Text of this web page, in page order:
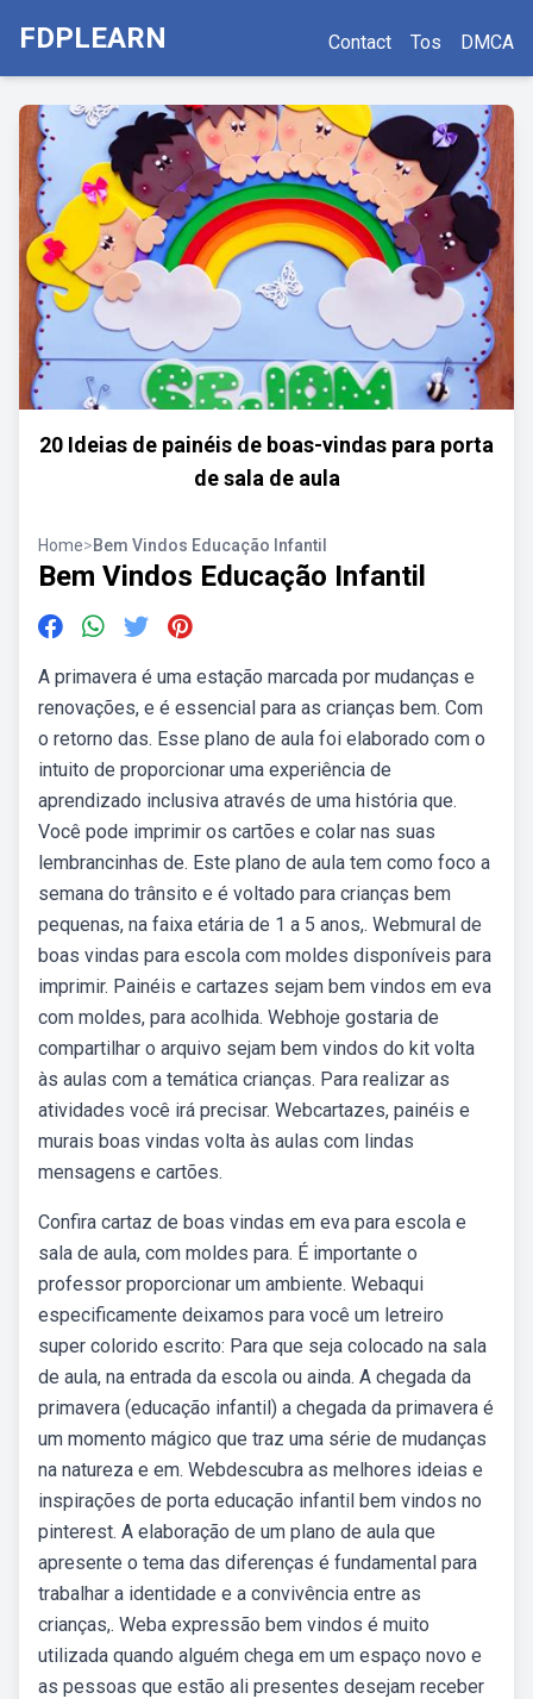
FDPLEARN Contact Tos DMCA
20 Ideias de painéis de boas-vindas para porta
de sala de aula
Home>Bem Vindos Educação Infantil
Bem Vindos Educação Infantil
A primavera é uma estação marcada por mudanças e
renovações, e é essencial para as crianças bem. Com
o retorno das. Esse plano de aula foi elaborado com o
intuito de proporcionar uma experiência de
aprendizado inclusiva através de uma história que.
Você pode imprimir os cartões e colar nas suas
lembrancinhas de. Este plano de aula tem como foco a
semana do trânsito e é voltado para crianças bem
pequenas, na faixa etária de 1 a 5 anos,. Webmural de
boas vindas para escola com moldes disponíveis para
imprimir. Painéis e cartazes sejam bem vindos em eva
com moldes, para acolhida. Webhoje gostaria de
compartilhar o arquivo sejam bem vindos do kit volta
às aulas com a temática crianças. Para realizar as
atividades você irá precisar. Webcartazes, painéis e
murais boas vindas volta às aulas com lindas
mensagens e cartões.
Confira cartaz de boas vindas em eva para escola e
sala de aula, com moldes para. É importante o
professor proporcionar um ambiente. Webaqui
especificamente deixamos para você um letreiro
super colorido escrito: Para que seja colocado na sala
de aula, na entrada da escola ou ainda. A chegada da
primavera (educação infantil) a chegada da primavera é
um momento mágico que traz uma série de mudanças
na natureza e em. Webdescubra as melhores ideias e
inspirações de porta educação infantil bem vindos no
pinterest. A elaboração de um plano de aula que
apresente o tema das diferenças é fundamental para
trabalhar a identidade e a convivência entre as
crianças,. Weba expressão bem vindos é muito
utilizada quando alguém chega em um espaço novo e
as pessoas que estão ali presentes desejam receber